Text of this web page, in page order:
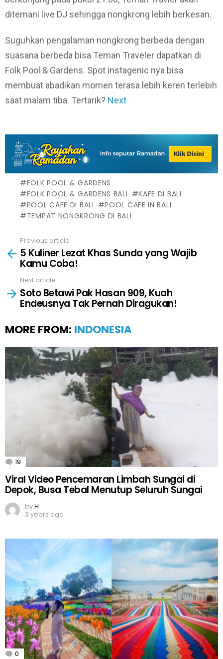
ditemani live DJ sehingga nongkrong lebih berkesan.
Suguhkan pengalaman nongkrong berbeda dengan
suasana berbeda bisa Teman Traveler dapatkan di
Folk Pool & Gardens. Spot instagenic nya bisa
membuat abadikan momen terasa lebih keren terlebih
saat malam tiba. Tertarik? Next
FOLK POOL & GARDENS
FOLK POOL & GARDENS BALI
KAFE DI BALI
POOL CAFE DI BALI
POOL CAFE IN BALI
TEMPAT NONGKRONG DI BALI
more
Previous article
5 Kuliner Lezat Khas Sunda yang Wajib
Kamu Coba!
Next article
Soto Betawi Pak Hasan 909, Kuah
Endeusnya Tak Pernah Diragukan!
MORE FROM: INDONESIA
19 Comments
Viral Video Pencemaran Limbah Sungai di
Depok, Busa Tebal Menutup Seluruh Sungai
byH
3 years ago
0 Comments